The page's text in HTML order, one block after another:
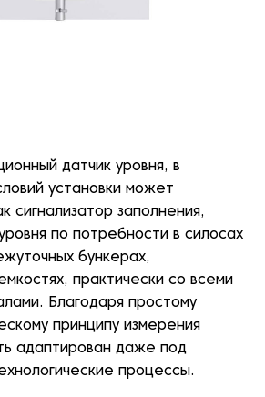
датчик уровня, в
установки может
сигнализатор заполнения,
по потребности в силосах
бункерах,
практически со всеми
Благодаря простому
принципу измерения
адаптирован даже под
процессы.